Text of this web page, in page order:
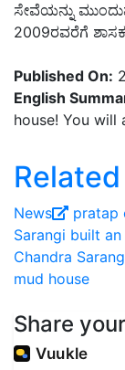
ಸೇವೆಯನ್ನು
2009ರವರೆಗೆ
Published On:
English
house! You will
News pratap
Sarangi built
Chandra
mud house
Share